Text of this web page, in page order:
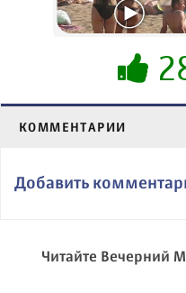
КОММЕНТАРИИ
Добавить
Читайте Вечерний